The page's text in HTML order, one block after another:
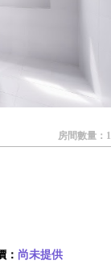
房間數量：
： 尚未提供